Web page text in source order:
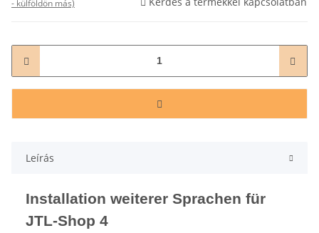
- külföldön más)
Leírás
Installation weiterer Sprachen für
JTL-Shop 4